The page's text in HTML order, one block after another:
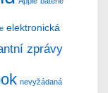
elektronická
zprávy
nevyžádaná